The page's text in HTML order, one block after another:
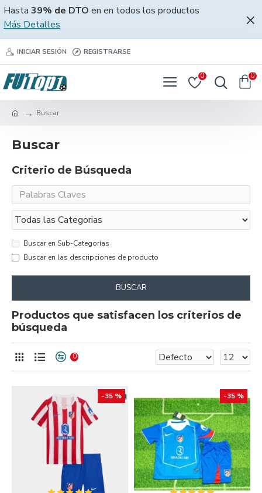
Hasta 39% de DTO en en todos los productos
Más Detalles
INICIAR SESIÓN REGISTRARSE
0 0
Buscar
Buscar
Criterio de Búsqueda
Buscar en Sub-Categorías
Buscar en las descripciones de producto
BUSCAR
Productos que satisfacen los criterios de
búsqueda
0
-35 % -35 %